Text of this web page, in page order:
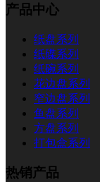
产品中心
纸盘系列
纸碟系列
纸碗系列
花边盘系列
窄边盘系列
鱼盘系列
方盘系列
打包盒系列
热销产品